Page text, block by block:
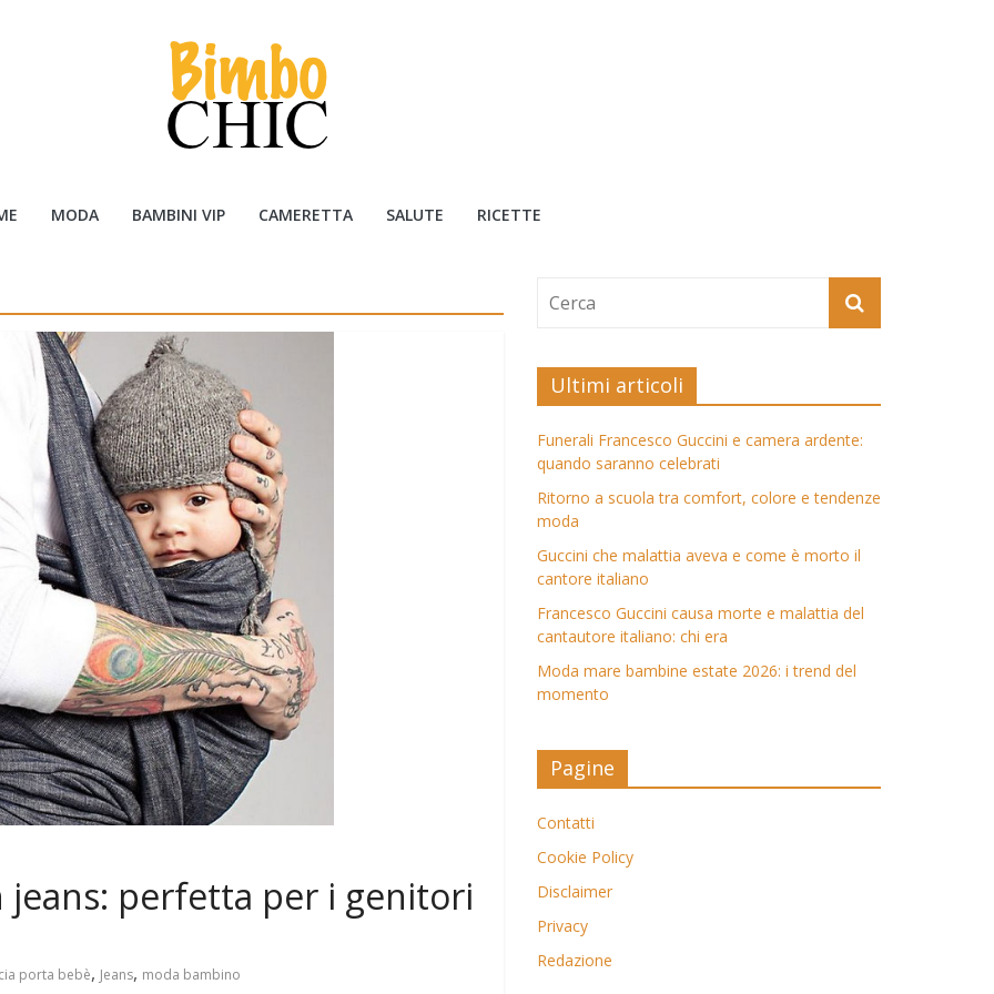
MODA BAMBINI VIP CAMERETTA SALUTE RICETTE
jeans: perfetta per i genitori
porta bebè, Jeans, moda bambino
Ultimi articoli
Funerali Francesco Guccini e camera ardente:
quando saranno celebrati
Ritorno a scuola tra comfort, colore e tendenze
moda
Guccini che malattia aveva e come è morto il
cantore italiano
Francesco Guccini causa morte e malattia del
cantautore italiano: chi era
Moda mare bambine estate 2026: i trend del
momento
Pagine
Contatti
Cookie Policy
Disclaimer
Privacy
Redazione